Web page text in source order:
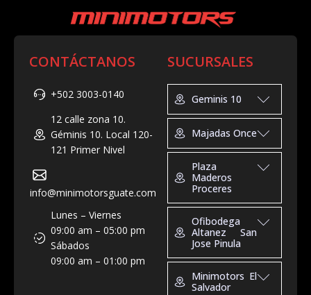
CONTÁCTANOS
+502 3003-0140
12 calle zona 10.
Géminis 10. Local 120-
121 Primer Nivel
info@minimotorsguate.com
Lunes – Viernes
09:00 am – 05:00 pm
Sábados
09:00 am – 01:00 pm
SUCURSALES
Geminis 10
Geminis 10
Tel: +502 3025-2892
Horario de Atención:
Lun-Vns de 9:00 –
19:00, Sábados de
9:00 – 15:00
Direccion: 12 Calle 1-
25, Cdad. de
Guatemala Geminis
10. Local 120-121
Majadas Once
Tel: +502 3003-0642
Horario de Atención:
Domingo-Jueves de
10:00 - 20:00, Viernes
y Sábado de 10:00 -
21:00
Dirección: 27 Av. 6-40,
Cdad. de Guatemala
Plaza
Maderos
Proceres
Proceres
Tel: +502 2253-0210
Horario de Atención:
Lunes - Sábado 9:00 –
20:00, Domingos 9:00
Ofibodega
Altanez San
Jose Pinula
San Jose Pinula
Minimotors El
Salvador